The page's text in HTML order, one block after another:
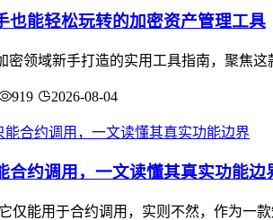
也能轻松玩转的加密资产管理工具
密领域新手打造的实用工具指南，聚
919 2026-08-04
合约调用，一文读懂其真实功能边
仅能用于合约调用，实则不然，作为一